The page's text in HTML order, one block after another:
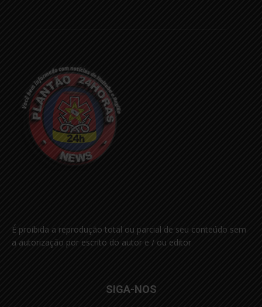
É proibida a reprodução total ou parcial de seu conteúdo sem
a autorização por escrito do autor e / ou editor
SIGA-NOS